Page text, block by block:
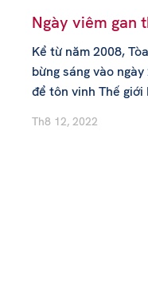
Ngày viêm gan
Kể từ năm 2008,
bừng sáng vào
để tôn vinh Thế giới
Th8 12, 2022